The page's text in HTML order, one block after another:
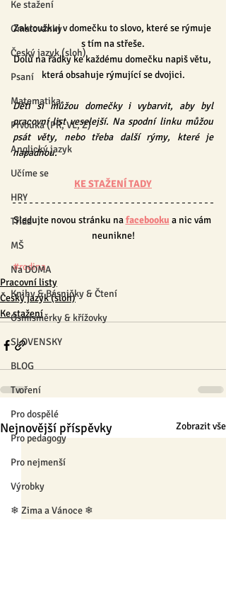
Ke stažení
Omalovánky
Český jazyk (sloh)
Psaní
Matematika
Prvouka (PŘ, VL, Z)
Anglický jazyk
Učíme se
HRY
Třída
MŠ
Na DOMA
Knihy & Básničky & Čtení
Osmisměrky & křížovky
SLOVENSKY
BLOG
Tvoření
Pro dospělé
Pro pedagogy
Pro nejmenší
Výrobky
❄ Zima a Vánoce ❄
Zakroužkuj v domečku to slovo, které se rýmuje
s tím na střeše.
Dolů na řádky ke každému domečku napiš větu,
která obsahuje rýmující se dvojici.
Děti si můžou domečky i vybarvit, aby byl
pracovní list veselejší. Na spodní linku můžou
psát věty, nebo třeba další rýmy, které je
napadnou.
KE STAŽENÍ TADY
Sledujte novou stránku na facebooku a nic vám
neunikne!
#rodina
Pracovní listy
Český jazyk (sloh)
Ke stažení
Nejnovější příspěvky Zobrazit vše